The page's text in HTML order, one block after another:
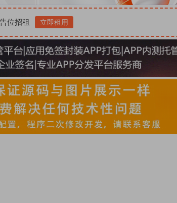
位招租 立即租用